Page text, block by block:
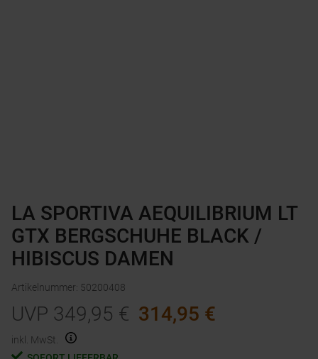
LA SPORTIVA AEQUILIBRIUM LT
GTX BERGSCHUHE BLACK /
HIBISCUS DAMEN
Artikelnummer: 50200408
UVP 349,95 € 314,95 €
inkl. MwSt.